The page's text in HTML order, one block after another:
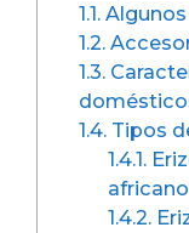
1.1.
1.2.
1.3.
1.4. Tipos
1.4.1.
1.4.2.